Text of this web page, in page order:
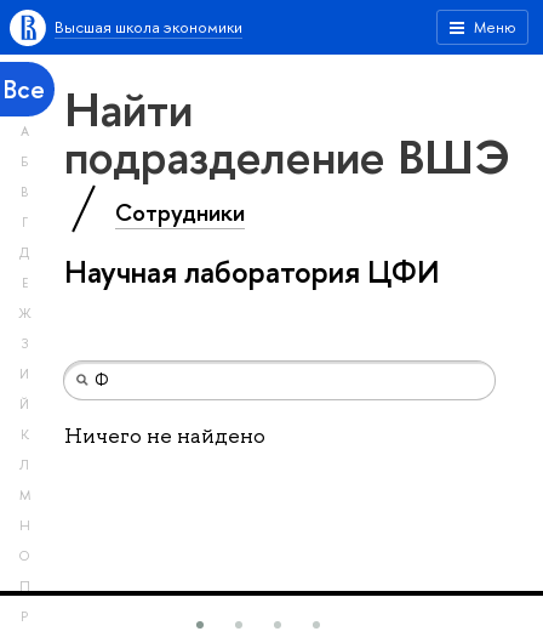
Меню
Высшая школа экономики
Все
А
Б
В
Г
Д
Е
Ж
З
И
Й
К
Л
М
Н
О
П
Р
Найти
подразделение ВШЭ
Сотрудники
Научная лаборатория ЦФИ
Ничего не найдено